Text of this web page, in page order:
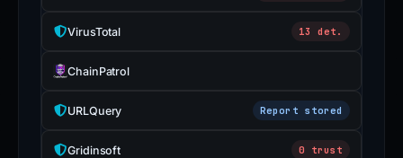
VirusTotal 13 det.
ChainPatrol
URLQuery Report stored
Gridinsoft 0 trust